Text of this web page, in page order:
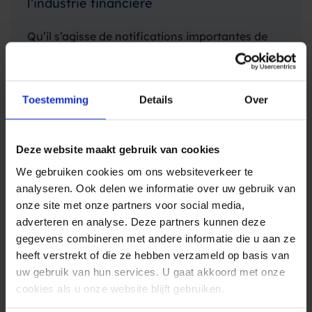
Toestemming Details Over
Deze website maakt gebruik van cookies
We gebruiken cookies om ons websiteverkeer te
analyseren. Ook delen we informatie over uw gebruik van
onze site met onze partners voor social media,
adverteren en analyse. Deze partners kunnen deze
gegevens combineren met andere informatie die u aan ze
heeft verstrekt of die ze hebben verzameld op basis van
uw gebruik van hun services. U gaat akkoord met onze
cookies als u onze website blijft gebruiken.
Qu’il s’agisse de notifications importantes de
transactions via SMS, d’alertes de sécurité via
SMS ou de mises à jour du service client via
de confiance pour les banques, les bureaux
d’assurance et autres institutions financières
mai 24, 2024